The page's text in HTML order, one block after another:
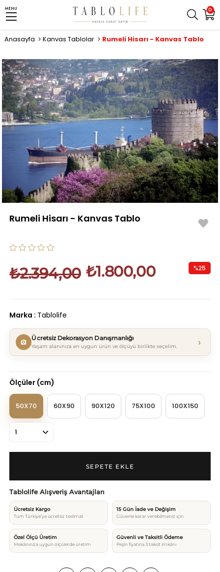
0
MENU
Anasayfa Kanvas Tablolar Rumeli Hisarı - Kanvas Tablo
Rumeli Hisarı - Kanvas Tablo
₺2.394,00 ₺1.800,00 %25
Marka : Tablolife
Ücretsiz Dekorasyon Danışmanlığı
Yaşam alanınıza en uygun ürün ve ölçüyü birlikte seçelim. ›
Ölçüler (cm)
50X70 60X90 90X120 75X100 100X150
Tablolife Alışveriş Avantajları
Ücretsiz Kargo
Tüm Türkiye’ye ücretsiz teslimat
15 Gün İade ve Değişim
Güvenle karar verebilmeniz için
Özel Ölçü Üretim
Mekânınıza uygun ölçülerde üretim
Güvenli ve Taksitli Ödeme
Peşin fiyatına 3 taksit imkânı